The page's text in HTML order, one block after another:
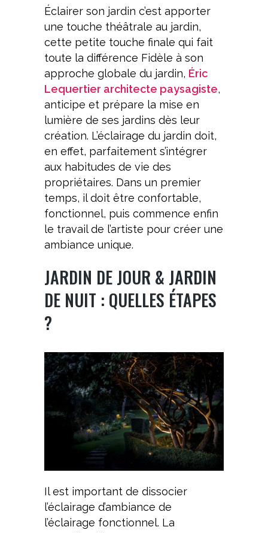
Éclairer son jardin c’est apporter
une touche théâtrale au jardin,
cette petite touche finale qui fait
toute la différence Fidèle à son
approche globale du jardin, Éric
Lequertier architecte paysagiste,
anticipe et prépare la mise en
lumière de ses jardins dès leur
création. L’éclairage du jardin doit,
en effet, parfaitement s’intégrer
aux habitudes de vie des
propriétaires. Dans un premier
temps, il doit être confortable,
fonctionnel, puis commence enfin
le travail de l’artiste pour créer une
ambiance unique.
JARDIN DE JOUR & JARDIN
DE NUIT : QUELLES ÉTAPES
?
Il est important de dissocier
l’éclairage d’ambiance de
l’éclairage fonctionnel. La